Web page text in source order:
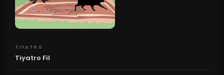
TIYATRO
Tiyatro Fil